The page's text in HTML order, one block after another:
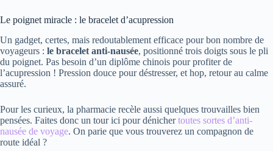
Le poignet miracle : le bracelet d’acupression
Un gadget, certes, mais redoutablement efficace pour bon nombre de
voyageurs : le bracelet anti-nausée, positionné trois doigts sous le pli
du poignet. Pas besoin d’un diplôme chinois pour profiter de
l’acupression ! Pression douce pour déstresser, et hop, retour au calme
assuré.
Pour les curieux, la pharmacie recèle aussi quelques trouvailles bien
pensées. Faites donc un tour ici pour dénichertoutes sortes d’anti-
nausée de voyage. On parie que vous trouverez un compagnon de
route idéal ?